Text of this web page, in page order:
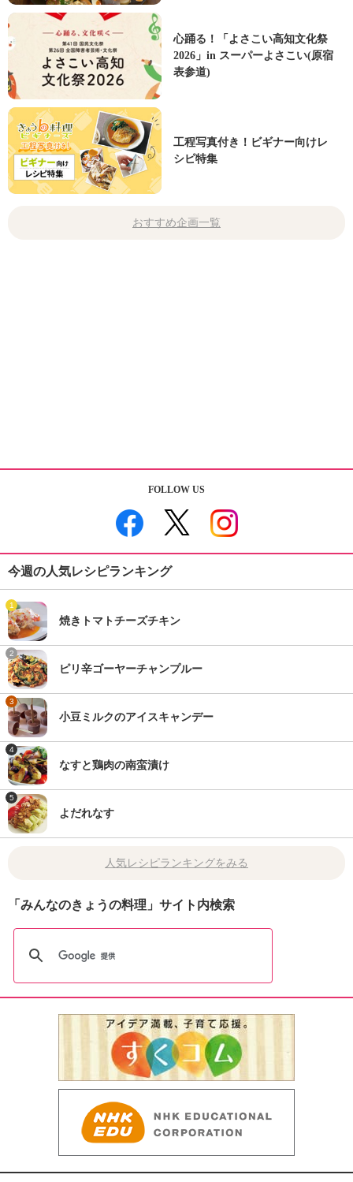
心踊る！「よさこい高知文化祭
2026」in スーパーよさこい(原宿
表参道)
工程写真付き！ビギナー向けレ
シピ特集
おすすめ企画一覧
FOLLOW US
今週の人気レシピランキング
1
焼きトマトチーズチキン
2
ピリ辛ゴーヤーチャンプルー
3
小豆ミルクのアイスキャンデー
4
なすと鶏肉の南蛮漬け
5
よだれなす
人気レシピランキングをみる
「みんなのきょうの料理」サイト内検索